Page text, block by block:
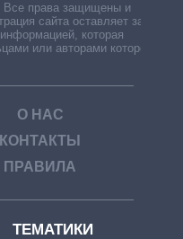
Все права защищены и
сайта оставляет за
которая
или авторами которой
О НАС
КОНТАКТЫ
ПРАВИЛА
ТЕМАТИКИ